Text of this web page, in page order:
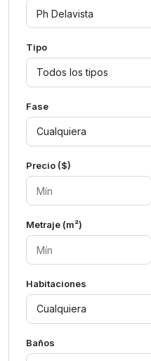
Tipo
Todos los tipos
Fase
Cualquiera
Precio ($)
Metraje (m²)
Habitaciones
Cualquiera
Baños